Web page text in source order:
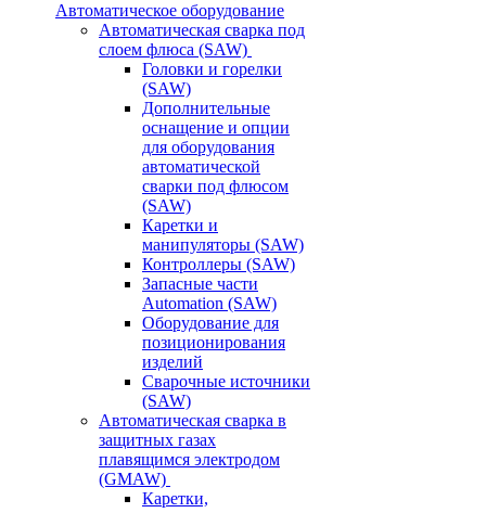
Автоматическое оборудование
Автоматическая сварка под
слоем флюса (SAW)
Головки и горелки
(SAW)
Дополнительные
оснащение и опции
для оборудования
автоматической
сварки под флюсом
(SAW)
Каретки и
манипуляторы (SAW)
Контроллеры (SAW)
Запасные части
Automation (SAW)
Оборудование для
позиционирования
изделий
Сварочные источники
(SAW)
Автоматическая сварка в
защитных газах
плавящимся электродом
(GMAW)
Каретки,